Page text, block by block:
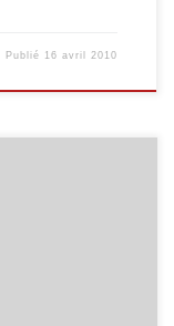
Publié 16 avril 2010